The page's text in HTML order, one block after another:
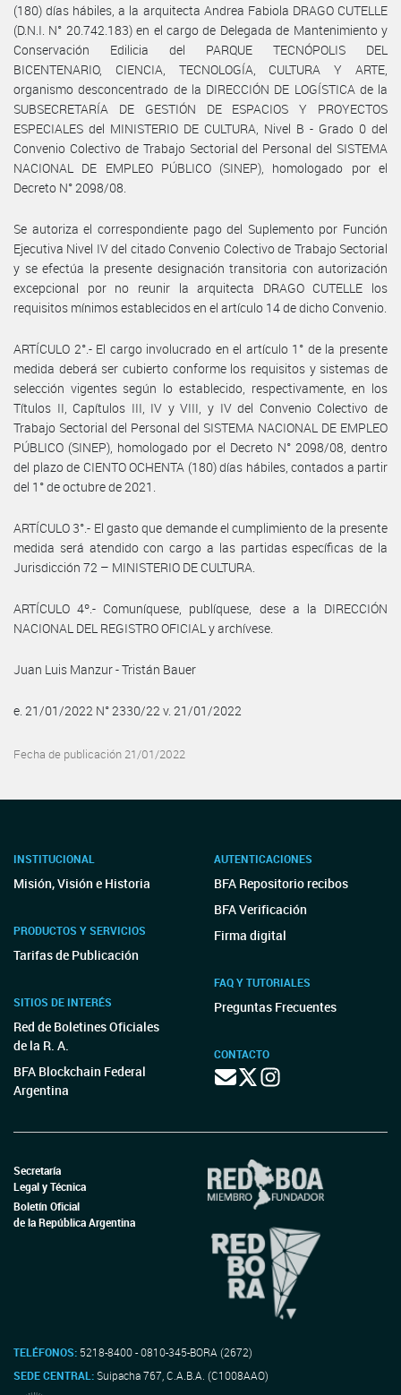
(180) días hábiles, a la arquitecta Andrea Fabiola DRAGO CUTELLE
(D.N.I. N° 20.742.183) en el cargo de Delegada de Mantenimiento y
Conservación Edilicia del PARQUE TECNÓPOLIS DEL
BICENTENARIO, CIENCIA, TECNOLOGÍA, CULTURA Y ARTE,
organismo desconcentrado de la DIRECCIÓN DE LOGÍSTICA de la
SUBSECRETARÍA DE GESTIÓN DE ESPACIOS Y PROYECTOS
ESPECIALES del MINISTERIO DE CULTURA, Nivel B - Grado 0 del
Convenio Colectivo de Trabajo Sectorial del Personal del SISTEMA
NACIONAL DE EMPLEO PÚBLICO (SINEP), homologado por el
Decreto N° 2098/08.
Se autoriza el correspondiente pago del Suplemento por Función
Ejecutiva Nivel IV del citado Convenio Colectivo de Trabajo Sectorial
y se efectúa la presente designación transitoria con autorización
excepcional por no reunir la arquitecta DRAGO CUTELLE los
requisitos mínimos establecidos en el artículo 14 de dicho Convenio.
ARTÍCULO 2°.- El cargo involucrado en el artículo 1° de la presente
medida deberá ser cubierto conforme los requisitos y sistemas de
selección vigentes según lo establecido, respectivamente, en los
Títulos II, Capítulos III, IV y VIII, y IV del Convenio Colectivo de
Trabajo Sectorial del Personal del SISTEMA NACIONAL DE EMPLEO
PÚBLICO (SINEP), homologado por el Decreto N° 2098/08, dentro
del plazo de CIENTO OCHENTA (180) días hábiles, contados a partir
del 1° de octubre de 2021.
ARTÍCULO 3°.- El gasto que demande el cumplimiento de la presente
medida será atendido con cargo a las partidas específicas de la
Jurisdicción 72 – MINISTERIO DE CULTURA.
ARTÍCULO 4º.- Comuníquese, publíquese, dese a la DIRECCIÓN
NACIONAL DEL REGISTRO OFICIAL y archívese.
Juan Luis Manzur - Tristán Bauer
e. 21/01/2022 N° 2330/22 v. 21/01/2022
Fecha de publicación 21/01/2022
INSTITUCIONAL
Misión, Visión e Historia
PRODUCTOS Y SERVICIOS
Tarifas de Publicación
SITIOS DE INTERÉS
Red de Boletines Oficiales
de la R. A.
BFA Blockchain Federal
Argentina
AUTENTICACIONES
BFA Repositorio recibos
BFA Verificación
Firma digital
FAQ Y TUTORIALES
Preguntas Frecuentes
CONTACTO
Secretaría
Legal y Técnica
Boletín Oficial
de la República Argentina
TELÉFONOS: 5218-8400 - 0810-345-BORA (2672)
SEDE CENTRAL:Suipacha 767, C.A.B.A. (C1008AAO)